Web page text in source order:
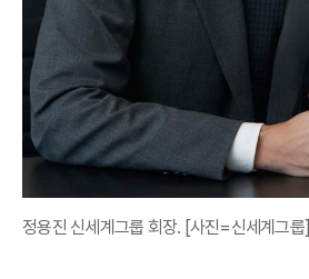
정용진 신세계그룹 회장. [사진=신세계그룹]